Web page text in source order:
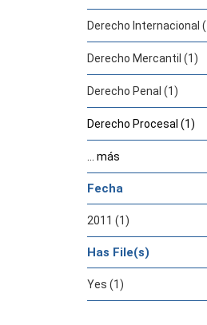
Derecho Internacional
Derecho Mercantil (1)
Derecho Penal (1)
Derecho Procesal (1)
... más
Fecha
2011 (1)
Has File(s)
Yes (1)